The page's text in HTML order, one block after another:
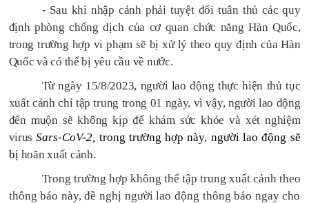
- Sau khi nhập cảnh phải tuyệt đối tuân thủ các quy
định phòng chống dịch của cơ quan chức năng Hàn Quốc,
trong trường hợp vi phạm sẽ bị xử lý theo quy định của Hàn
Quốc và có thể bị yêu cầu về nước.
Từ ngày 15/8/2023, người lao động thực hiện thủ tục
xuất cảnh chỉ tập trung trong 01 ngày, vì vậy, người lao động
đến muộn sẽ không kịp để khám sức khỏe và xét nghiệm
virusSars-CoV-2, trong trường hợp này, người lao động sẽ
bị hoãn xuất cảnh.
Trong trường hợp không thể tập trung xuất cảnh theo
thông báo này, đề nghị người lao động thông báo ngay cho